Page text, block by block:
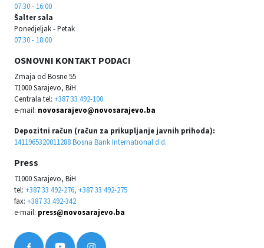
07:30 - 16:00
Šalter sala
Ponedjeljak - Petak
07:30 - 18:00
OSNOVNI KONTAKT PODACI
Zmaja od Bosne 55
71000 Sarajevo, BiH
Centrala tel: +387 33 492-100
e-mail: novosarajevo@novosarajevo.ba
Depozitni račun (račun za prikupljanje javnih prihoda):
1411965320011288 Bosna Bank International d.d.
Press
71000 Sarajevo, BiH
tel: +387 33 492-276, +387 33 492-275
fax: +387 33 492-342
e-mail: press@novosarajevo.ba